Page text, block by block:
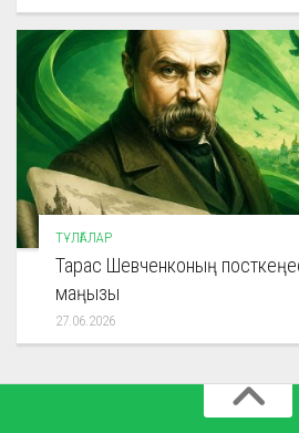
ТҰЛҒАЛАР
Тарас Шевченконың
маңызы
27.06.2026